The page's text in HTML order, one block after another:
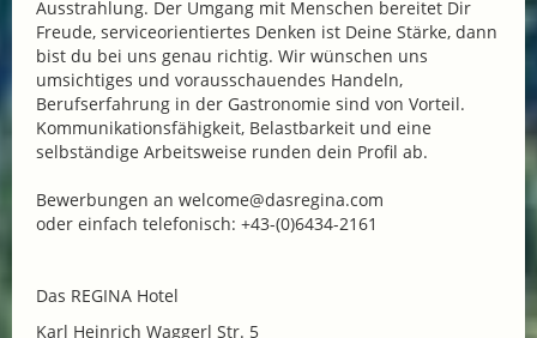
Ausstrahlung. Der Umgang mit Menschen bereitet Dir
Freude, serviceorientiertes Denken ist Deine Stärke, dann
bist du bei uns genau richtig. Wir wünschen uns
umsichtiges und vorausschauendes Handeln,
Berufserfahrung in der Gastronomie sind von Vorteil.
Kommunikationsfähigkeit, Belastbarkeit und eine
selbständige Arbeitsweise runden dein Profil ab.
Bewerbungen an welcome@dasregina.com
oder einfach telefonisch: +43-(0)6434-2161
Das REGINA Hotel
Karl Heinrich Waggerl Str. 5